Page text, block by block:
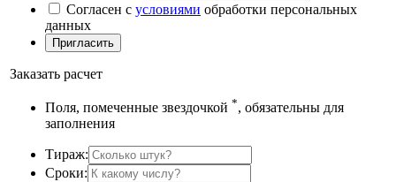
Согласен с условиями обработки персональных
данных
Заказать расчет
Поля, помеченные звездочкой *, обязательны для
заполнения
Тираж:
Сроки: